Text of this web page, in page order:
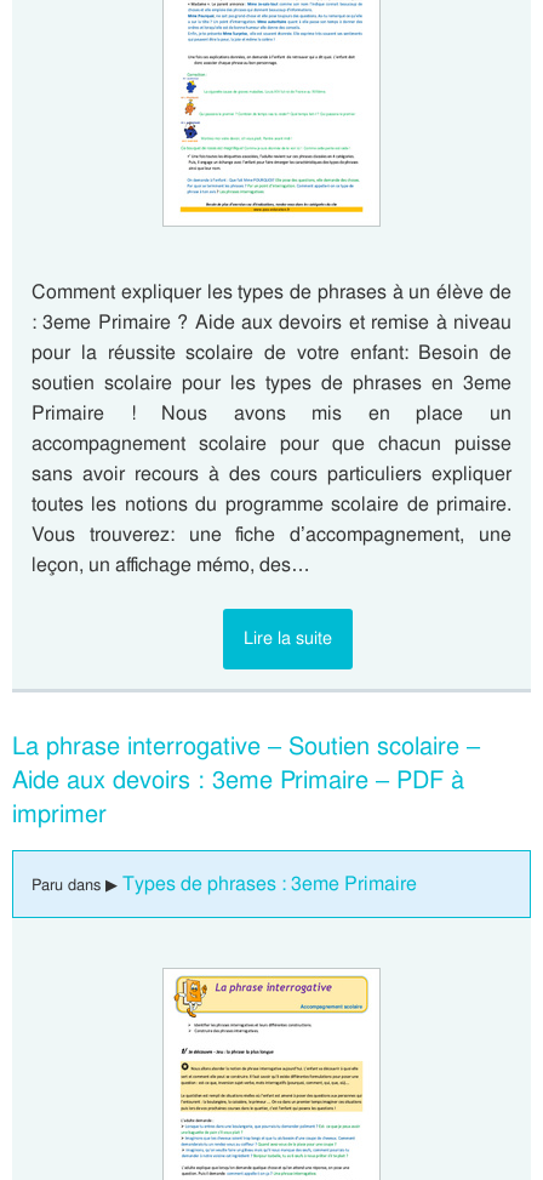
Comment expliquer les types de phrases à un élève de
: 3eme Primaire ? Aide aux devoirs et remise à niveau
pour la réussite scolaire de votre enfant: Besoin de
soutien scolaire pour les types de phrases en 3eme
Primaire ! Nous avons mis en place un
accompagnement scolaire pour que chacun puisse
sans avoir recours à des cours particuliers expliquer
toutes les notions du programme scolaire de primaire.
Vous trouverez: une fiche d’accompagnement, une
leçon, un affichage mémo, des…
Lire la suite
La phrase interrogative – Soutien scolaire –
Aide aux devoirs : 3eme Primaire – PDF à
imprimer
Paru dans ▶ Types de phrases : 3eme Primaire